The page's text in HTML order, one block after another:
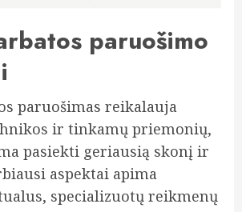
paruošimo
paruošimas reikalauja
ir tinkamų priemonių,
pasiekti geriausią skonį ir
aspektai apima
specializuotų reikmenų